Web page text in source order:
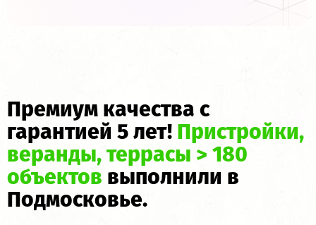
Премиум качества с
гарантией 5 лет! Пристройки,
веранды, террасы > 180
объектов выполнили в
Подмосковье.